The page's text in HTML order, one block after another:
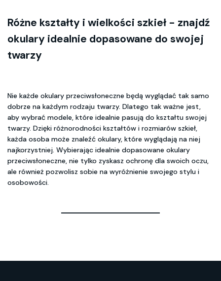
Różne kształty i wielkości szkieł - znajdź
okulary idealnie dopasowane do swojej
twarzy
Nie każde okulary przeciwsłoneczne będą wyglądać tak samo
dobrze na każdym rodzaju twarzy. Dlatego tak ważne jest,
aby wybrać modele, które idealnie pasują do kształtu swojej
twarzy. Dzięki różnorodności kształtów i rozmiarów szkieł,
każda osoba może znaleźć okulary, które wyglądają na niej
najkorzystniej. Wybierając idealnie dopasowane okulary
przeciwsłoneczne, nie tylko zyskasz ochronę dla swoich oczu,
ale również pozwolisz sobie na wyróżnienie swojego stylu i
osobowości.